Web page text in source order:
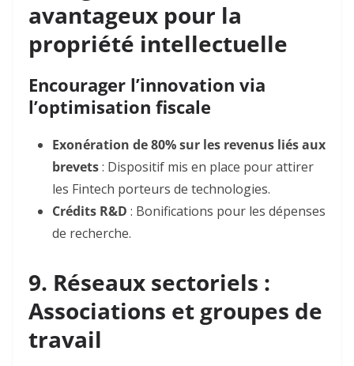
avantageux pour la
propriété intellectuelle
Encourager l’innovation via
l’optimisation fiscale
Exonération de 80% sur les revenus liés aux
brevets: Dispositif mis en place pour attirer
les Fintech porteurs de technologies.
Crédits R&D : Bonifications pour les dépenses
de recherche.
9. Réseaux sectoriels :
Associations et groupes de
travail